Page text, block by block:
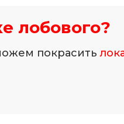
лобового?
покрасить